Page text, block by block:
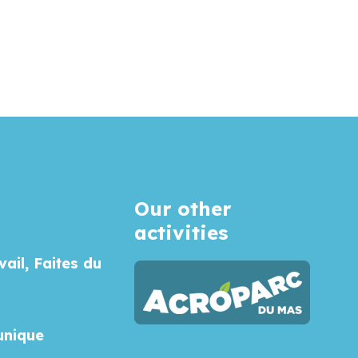
Faites du
Our other
activities